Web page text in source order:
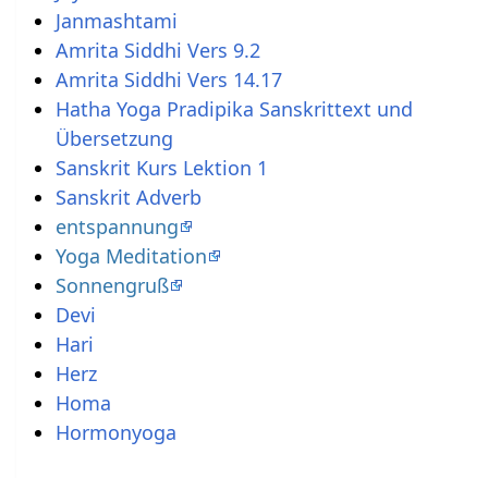
Janmashtami
Amrita Siddhi Vers 9.2
Amrita Siddhi Vers 14.17
Hatha Yoga Pradipika Sanskrittext und
Übersetzung
Sanskrit Kurs Lektion 1
Sanskrit Adverb
entspannung
Yoga Meditation
Sonnengruß
Devi
Hari
Herz
Homa
Hormonyoga